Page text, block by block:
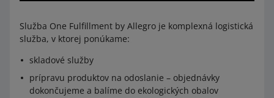
Služba One Fulfillment by Allegro je komplexná logistická
služba, v ktorej ponúkame:
skladové služby
prípravu produktov na odoslanie – objednávky
dokončujeme a balíme do ekologických obalov